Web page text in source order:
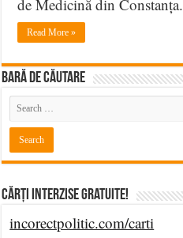
de Medicină din Constanța.
Read More »
BARĂ DE CĂUTARE
Cărți Interzise Gratuite!
incorectpolitic.com/carti